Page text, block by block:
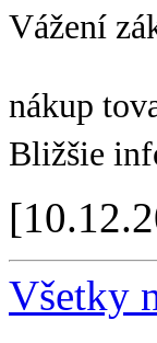
Vážení
nákup
Bližšie
Všetky